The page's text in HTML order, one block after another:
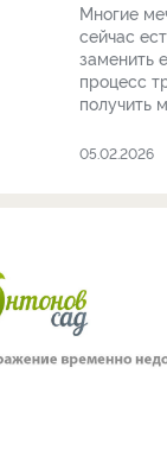
Многие
сейчас
заменить
процесс
получить
05.02.2026